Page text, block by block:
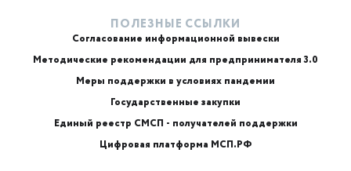
ПОЛЕЗНЫЕ ССЫЛКИ
Согласование информационной вывески
Методические рекомендации для предпринимателя 3.0
Меры поддержки в условиях пандемии
Государственные закупки
Единый реестр СМСП - получателей поддержки
Цифровая платформа МСП.РФ